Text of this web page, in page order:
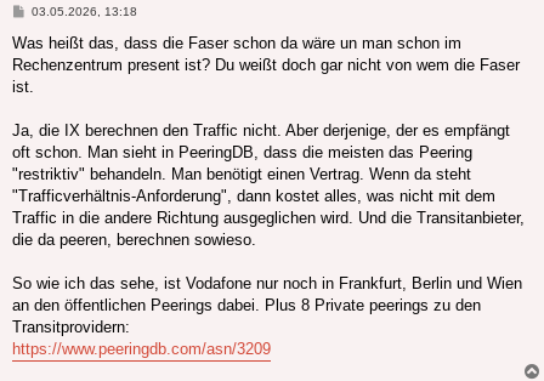
Beitrag
03.05.2026, 13:18
Was heißt das, dass die Faser schon da wäre un man schon im
Rechenzentrum present ist? Du weißt doch gar nicht von wem die Faser
ist.
Ja, die IX berechnen den Traffic nicht. Aber derjenige, der es empfängt
oft schon. Man sieht in PeeringDB, dass die meisten das Peering
"restriktiv" behandeln. Man benötigt einen Vertrag. Wenn da steht
"Trafficverhältnis-Anforderung", dann kostet alles, was nicht mit dem
Traffic in die andere Richtung ausgeglichen wird. Und die Transitanbieter,
die da peeren, berechnen sowieso.
So wie ich das sehe, ist Vodafone nur noch in Frankfurt, Berlin und Wien
an den öffentlichen Peerings dabei. Plus 8 Private peerings zu den
Transitprovidern:
https://www.peeringdb.com/asn/3209